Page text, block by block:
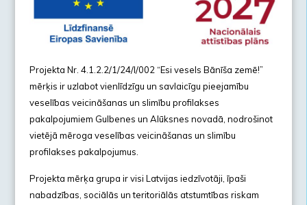
Projekta Nr. 4.1.2.2/1/24/I/002 “Esi vesels Bānīša zemē!”
mērķis ir uzlabot vienlīdzīgu un savlaicīgu pieejamību
veselības veicināšanas un slimību profilakses
pakalpojumiem Gulbenes un Alūksnes novadā, nodrošinot
vietējā mēroga veselības veicināšanas un slimību
profilakses pakalpojumus.
Projekta mērķa grupa ir visi Latvijas iedzīvotāji, īpaši
nabadzības, sociālās un teritoriālās atstumtības riskam